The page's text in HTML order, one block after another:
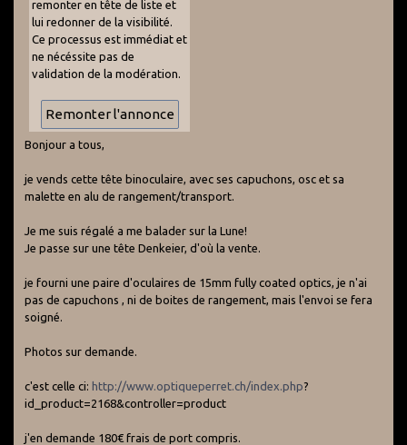
remonter en tête de liste et
lui redonner de la visibilité.
Ce processus est immédiat et
ne nécéssite pas de
validation de la modération.
Bonjour a tous,
je vends cette tête binoculaire, avec ses capuchons, osc et sa
malette en alu de rangement/transport.
Je me suis régalé a me balader sur la Lune!
Je passe sur une tête Denkeier, d'où la vente.
je fourni une paire d'oculaires de 15mm fully coated optics, je n'ai
pas de capuchons , ni de boites de rangement, mais l'envoi se fera
soigné.
Photos sur demande.
c'est celle ci: http://www.optiqueperret.ch/index.php?
id_product=2168&controller=product
j'en demande 180€ frais de port compris.